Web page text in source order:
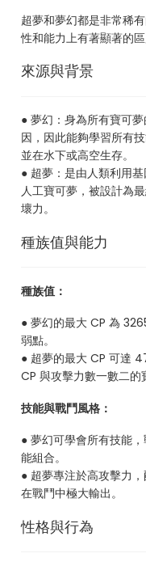
超夢和夢幻都是非常稀
性和能力上有著顯著的區
來源與背景
● 夢幻：身為所有寶可
因，因此能夠學習所有
並在水下或高空生存。
● 超夢：是由人類利用
人工寶可夢，被設計為
壞力。
種族值與能力
種族值：
● 夢幻的最大 CP 為
弱點。
● 超夢的最大 CP 可達
CP 與攻擊力數一數二的
技能與戰鬥風格：
● 夢幻可學會所有技能
能組合。
● 超夢專注於高攻擊力
在戰鬥中極大輸出。
性格與行為